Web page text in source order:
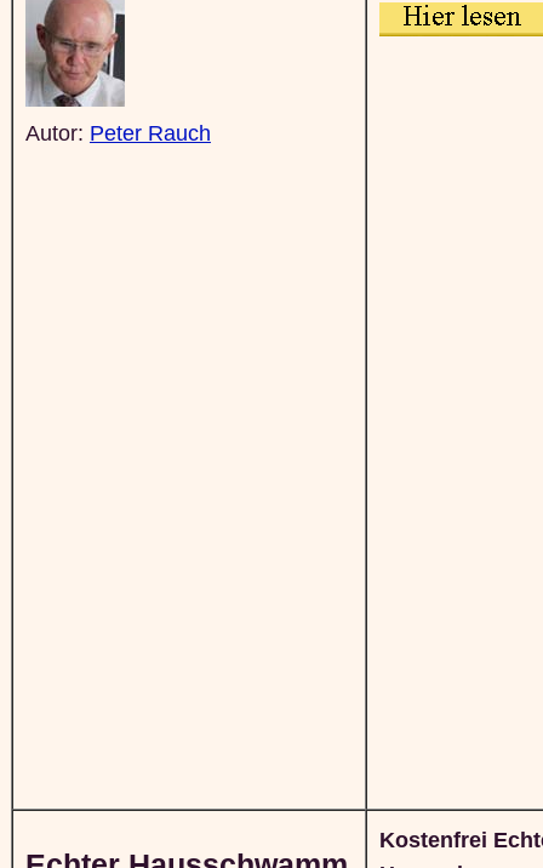
Autor: Peter Rauch
Kostenfrei